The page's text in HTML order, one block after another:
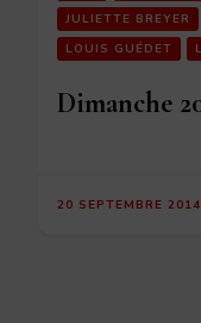
JULIETTE BREYER
LOUIS GUÉDET
Dimanche
20 SEPTEMBRE 2014